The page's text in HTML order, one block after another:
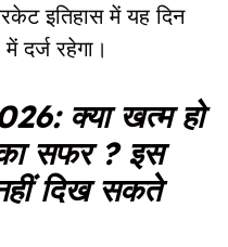
इतिहास में यह दिन
दर्ज रहेगा।
क्या खत्म हो
सफर ? इस
दिख सकते